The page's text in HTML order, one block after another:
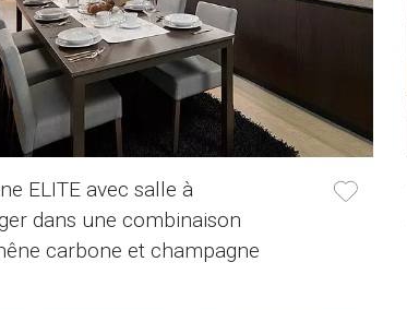
ELITE avec salle à
dans une combinaison
carbone et champagne